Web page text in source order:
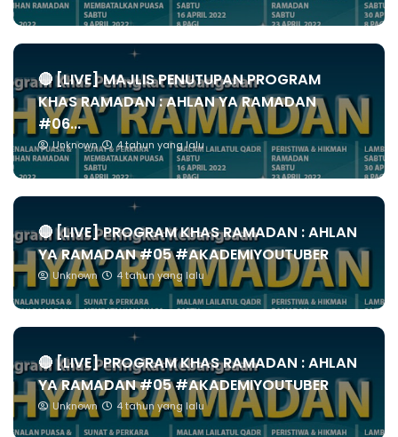
🔴 [LIVE] MAJLIS PENUTUPAN PROGRAM
KHAS RAMADAN : AHLAN YA RAMADAN
#06...
Unknown 4 tahun yang lalu
🔴 [LIVE] PROGRAM KHAS RAMADAN : AHLAN
YA RAMADAN #05 #AKADEMIYOUTUBER
Unknown 4 tahun yang lalu
🔴 [LIVE] PROGRAM KHAS RAMADAN : AHLAN
YA RAMADAN #05 #AKADEMIYOUTUBER
Unknown 4 tahun yang lalu